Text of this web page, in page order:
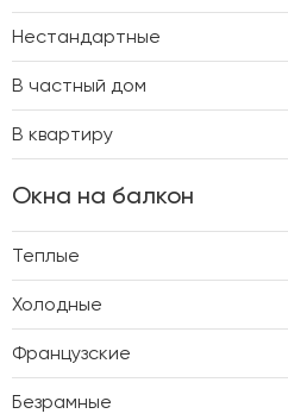
Нестандартные
В частный дом
В квартиру
Окна на балкон
Теплые
Холодные
Французские
Безрамные